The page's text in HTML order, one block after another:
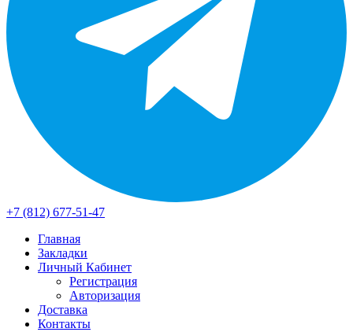
+7 (812) 677-51-47
Главная
Закладки
Личный Кабинет
Регистрация
Авторизация
Доставка
Контакты